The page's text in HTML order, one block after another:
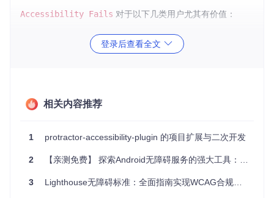
Accessibility Fails 对于以下几类用户尤其有价值：
：可以通过这个页面快速学习和检查自己的代码
中是否存在无障碍缺陷。
教育机构
：作为无障碍编程课程的教学资源，帮助学生认识
和修复无障碍问题。
对比。
实战检验：可以直接配合自动化测试工具进行实践操作，提
升检测技能。
开放源码：完全免费且开源，任何人都可以贡献新的案例，
登录后查看全文
相关内容推荐
1 protractor-accessibility-plugin 的项目扩展与二次开发
2 【亲测免费】 探索Android无障碍服务的强大工具：Android-Accessibility-Api
3 Lighthouse无障碍标准：全面指南实现WCAG合规性检查 🔍